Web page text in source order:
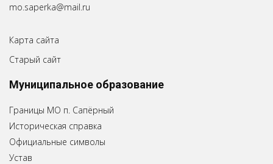
mo.saperka@mail.ru
Карта сайта
Старый сайт
Муниципальное образование
Границы МО п. Сапёрный
Историческая справка
Официальные символы
Устав